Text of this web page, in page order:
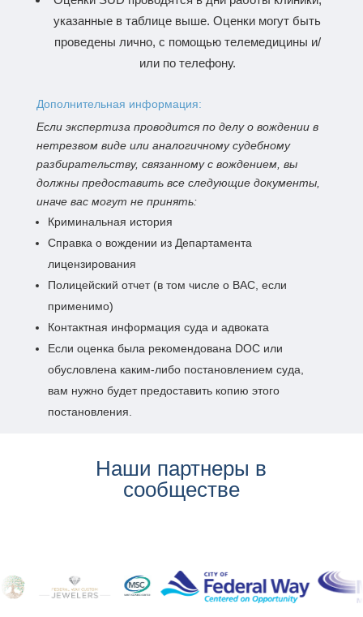
указанные в таблице выше. Оценки могут быть
проведены лично, с помощью телемедицины и/
или по телефону.
Дополнительная информация:
Если экспертиза проводится по делу о вождении в
нетрезвом виде или аналогичному судебному
разбирательству, связанному с вождением, вы
должны предоставить все следующие документы,
иначе вас могут не принять:
Криминальная история
Справка о вождении из Департамента
лицензирования
Полицейский отчет (в том числе о ВАС, если
применимо)
Контактная информация суда и адвоката
Если оценка была рекомендована DOC или
обусловлена каким-либо постановлением суда,
вам нужно будет предоставить копию этого
постановления.
Наши партнеры в
сообществе